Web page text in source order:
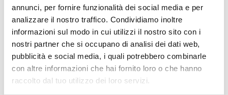
annunci, per fornire funzionalità dei social media e per
analizzare il nostro traffico. Condividiamo inoltre
informazioni sul modo in cui utilizzi il nostro sito con i
nostri partner che si occupano di analisi dei dati web,
pubblicità e social media, i quali potrebbero combinarle
con altre informazioni che hai fornito loro o che hanno
raccolto dal tuo utilizzo dei loro servizi.